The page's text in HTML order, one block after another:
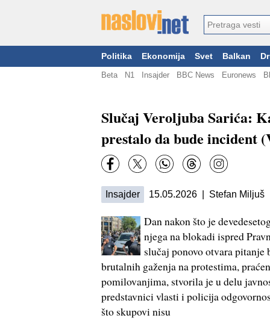
Politika Ekonomija Svet Balkan
Beta N1 Insajder BBC News Euronews
Slučaj Veroljuba Sarića:
prestalo da bude incident
Insajder 15.05.2026 | Stefan Miljuš
Dan nakon što je
njega na blokadi ispred
slučaj ponovo otvara pitanje
brutalnih gaženja na protestima,
pomilovanjima, stvorila je u delu
predstavnici vlasti i policija
što skupovi nisu